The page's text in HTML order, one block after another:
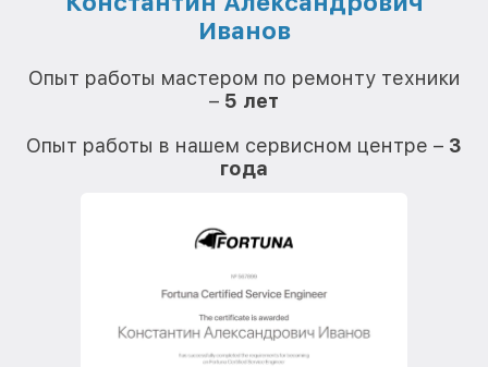
Иванов
Опыт работы мастером по ремонту техники
– 5 лет
Опыт работы в нашем сервисном центре – 3
года